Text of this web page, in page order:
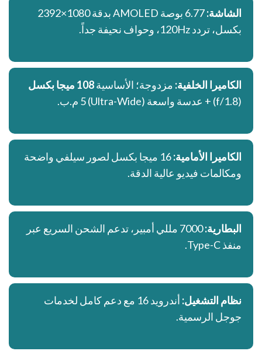
الشاشة:
6.77 بوصة AMOLED بدقة 1080×2392
بكسل، تردد 120Hz، وحواف نحيفة جداً.
الكاميرا الخلفية: مزدوجة؛ الأساسية108 ميجا بكسل
(f/1.8) + عدسة واسعة (Ultra-Wide) 5 م.ب.
الكاميرا الأمامية:
16 ميجا بكسل لصور سيلفي واضحة
ومكالمات فيديو عالية الدقة.
البطارية:
7000 مللي أمبير، تدعم الشحن السريع عبر
منفذ Type-C.
نظام التشغيل:
أندرويد 16 مع دعم كامل لخدمات
جوجل الرسمية.